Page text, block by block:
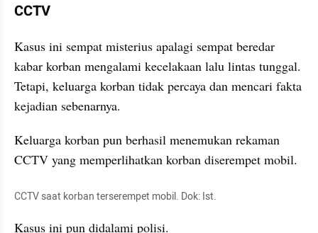
CCTV
Kasus ini sempat misterius apalagi sempat beredar
kabar korban mengalami kecelakaan lalu lintas tunggal.
Tetapi, keluarga korban tidak percaya dan mencari fakta
kejadian sebenarnya.
Keluarga korban pun berhasil menemukan rekaman
CCTV yang memperlihatkan korban diserempet mobil.
CCTV saat korban terserempet mobil. Dok: Ist.
Kasus ini pun didalami polisi.